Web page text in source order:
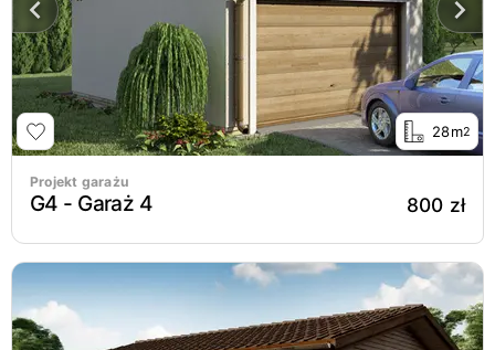
28m2
Projekt garażu
G4 - Garaż 4 800 zł